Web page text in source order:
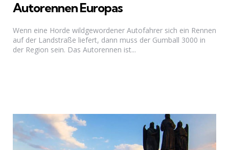
Autorennen Europas
Wenn eine Horde wildgewordener Autofahrer sich ein Rennen
auf der Landstraße liefert, dann muss der Gumball 3000 in
der Region sein. Das Autorennen ist...